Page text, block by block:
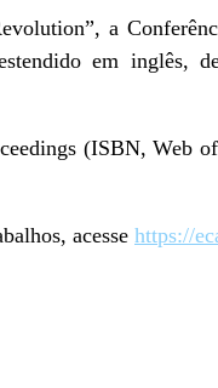
a
em inglês,
(ISBN, Web
acesse https://